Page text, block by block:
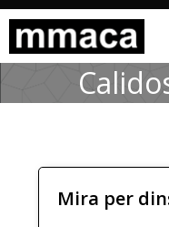
Mira per